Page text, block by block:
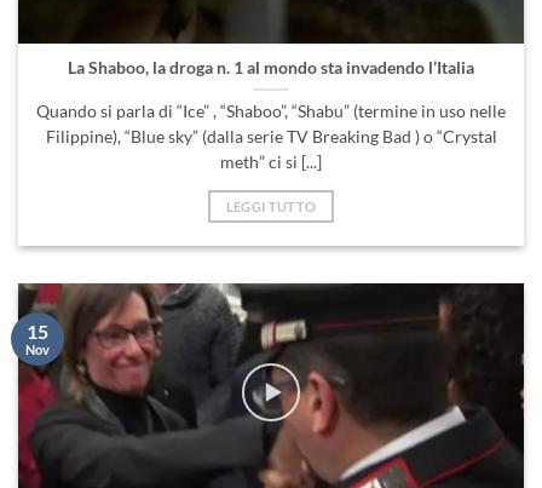
La Shaboo, la droga n. 1 al mondo sta invadendo l’Italia
Quando si parla di “Ice” , “Shaboo”, “Shabu” (termine in uso nelle
Filippine), “Blue sky” (dalla serie TV Breaking Bad ) o “Crystal
meth” ci si [...]
LEGGI TUTTO
15
Nov